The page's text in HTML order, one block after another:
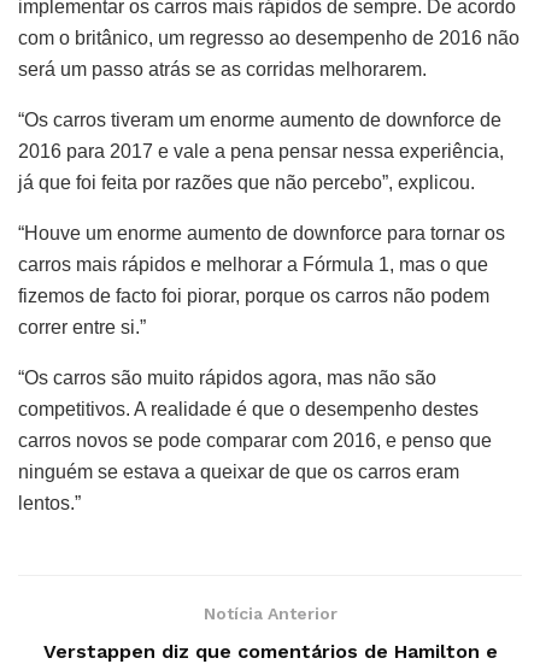
implementar os carros mais rápidos de sempre. De acordo
com o britânico, um regresso ao desempenho de 2016 não
será um passo atrás se as corridas melhorarem.
“Os carros tiveram um enorme aumento de downforce de
2016 para 2017 e vale a pena pensar nessa experiência,
já que foi feita por razões que não percebo”, explicou.
“Houve um enorme aumento de downforce para tornar os
carros mais rápidos e melhorar a Fórmula 1, mas o que
fizemos de facto foi piorar, porque os carros não podem
correr entre si.”
“Os carros são muito rápidos agora, mas não são
competitivos. A realidade é que o desempenho destes
carros novos se pode comparar com 2016, e penso que
ninguém se estava a queixar de que os carros eram
lentos.”
Notícia Anterior
Verstappen diz que comentários de Hamilton e